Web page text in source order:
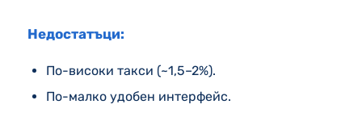
Недостатъци:
По-високи такси (~1,5–2%).
По-малко удобен интерфейс.